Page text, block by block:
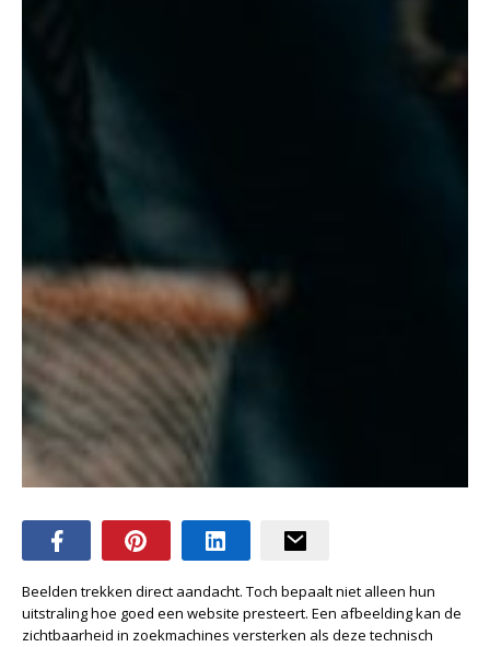
Beelden trekken direct aandacht. Toch bepaalt niet alleen hun
uitstraling hoe goed een website presteert. Een afbeelding kan de
zichtbaarheid in zoekmachines versterken als deze technisch